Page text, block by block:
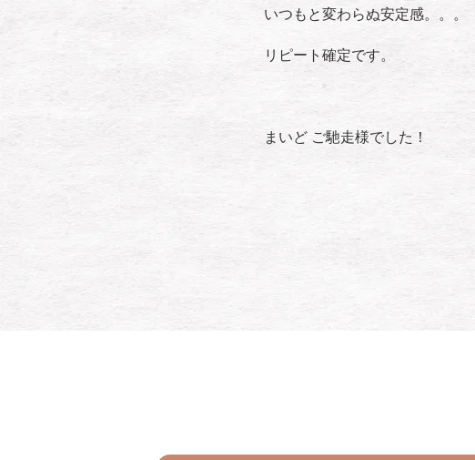
いつもと変わらぬ安定感。。。
リピート確定です。
まいど ご馳走様でした！